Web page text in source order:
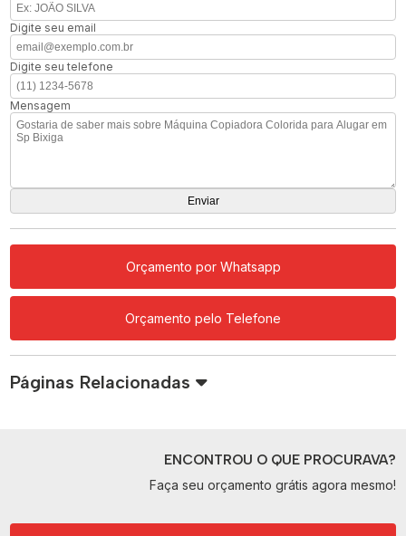
Digite seu email
Digite seu telefone
Mensagem
Orçamento por Whatsapp
Orçamento pelo Telefone
Páginas Relacionadas
ENCONTROU O QUE PROCURAVA?
Faça seu orçamento grátis agora mesmo!